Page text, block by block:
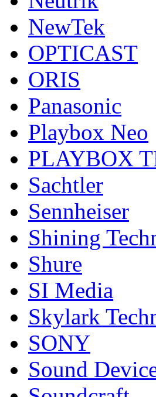
NewTek
OPTICAST
ORIS
Panasonic
Playbox Neo
PLAYBOX
Sachtler
Sennheiser
Shining
Shure
SI Media
Skylark
SONY
Sound